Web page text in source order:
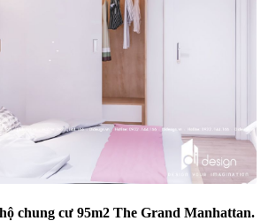
chung cư 95m2 The Grand Manhattan.